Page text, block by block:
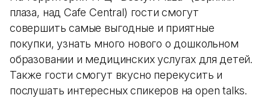
плаза, над Cafe Central) гости смогут
совершить самые выгодные и приятные
покупки, узнать много нового о дошкольном
образовании и медицинских услугах для детей.
Также гости смогут вкусно перекусить и
послушать интересных спикеров на open talks.